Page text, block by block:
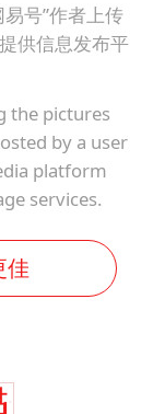
号”作者上传
供信息发布平
the pictures
by a user
platform
services.
佳